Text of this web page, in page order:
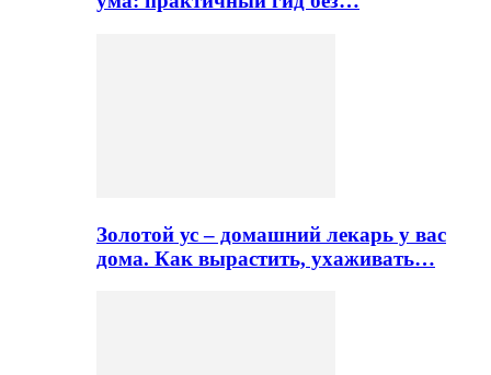
Золотой ус – домашний лекарь у вас
дома. Как вырастить, ухаживать…